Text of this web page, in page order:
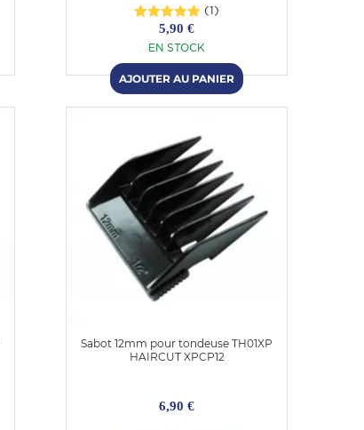
(1)
5,90 €
EN STOCK
Sabot 12mm pour tondeuse TH01XP
HAIRCUT XPCP12
6,90 €